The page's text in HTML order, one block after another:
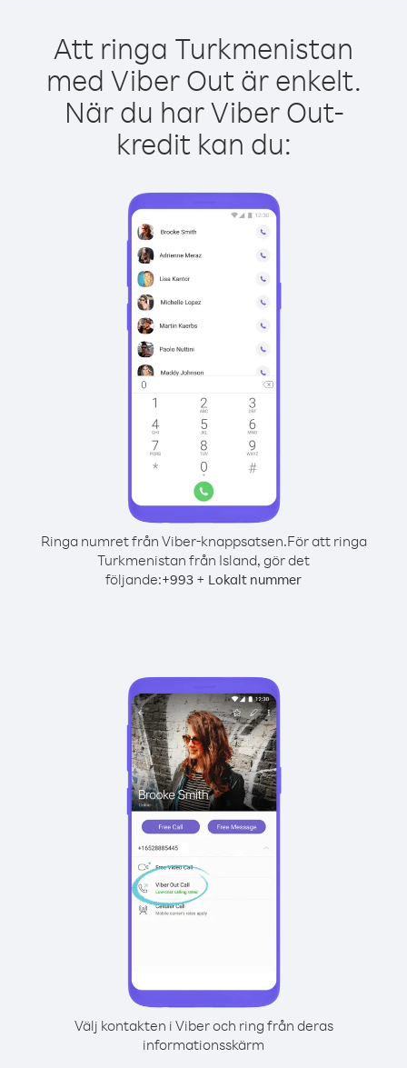
Att ringa Turkmenistan
med Viber Out är enkelt.
När du har Viber Out-
kredit kan du:
Ringa numret från Viber-knappsatsen.För att ringa
Turkmenistan från Island, gör det
följande:+993 + Lokalt nummer
Välj kontakten i Viber och ring från deras
informationsskärm